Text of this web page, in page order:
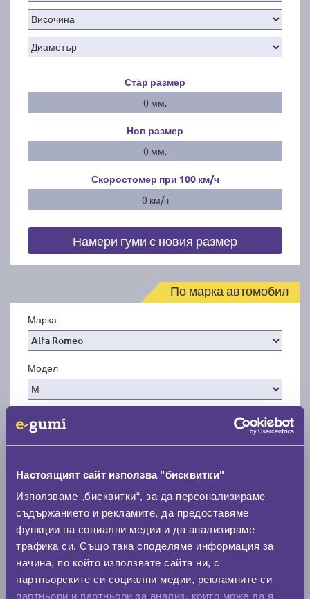
Настоящият сайт използва "бисквитки"
Използваме „бисквитки“, за да персонализираме
съдържанието и рекламите, да предоставяме
функции на социални медии и да анализираме
трафика си. Също така споделяме информация за
начина, по който използвате сайта ни, с
партньорските си социални медии, рекламните си
партньори и партньори за анализ, които може да я
Стар размер
0 мм.
Нов размер
0 мм.
Скоростомер при 100 км/ч
0 км/ч
Намери гуми с новия размер
По марка автомобил
Марка
Модел